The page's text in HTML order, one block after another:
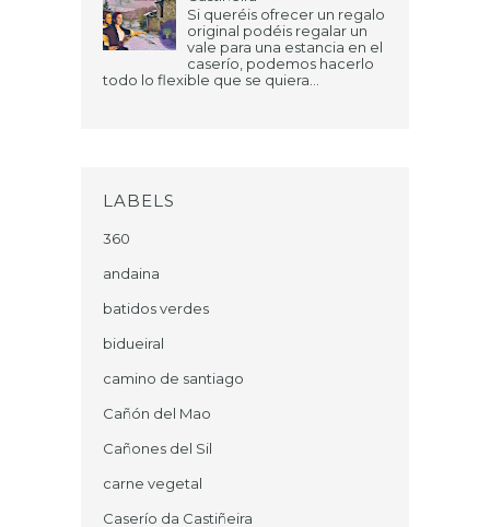
Si queréis ofrecer un regalo
original podéis regalar un
vale para una estancia en el
caserío, podemos hacerlo
todo lo flexible que se quiera...
LABELS
360
andaina
batidos verdes
bidueiral
camino de santiago
Cañón del Mao
Cañones del Sil
carne vegetal
Caserío da Castiñeira